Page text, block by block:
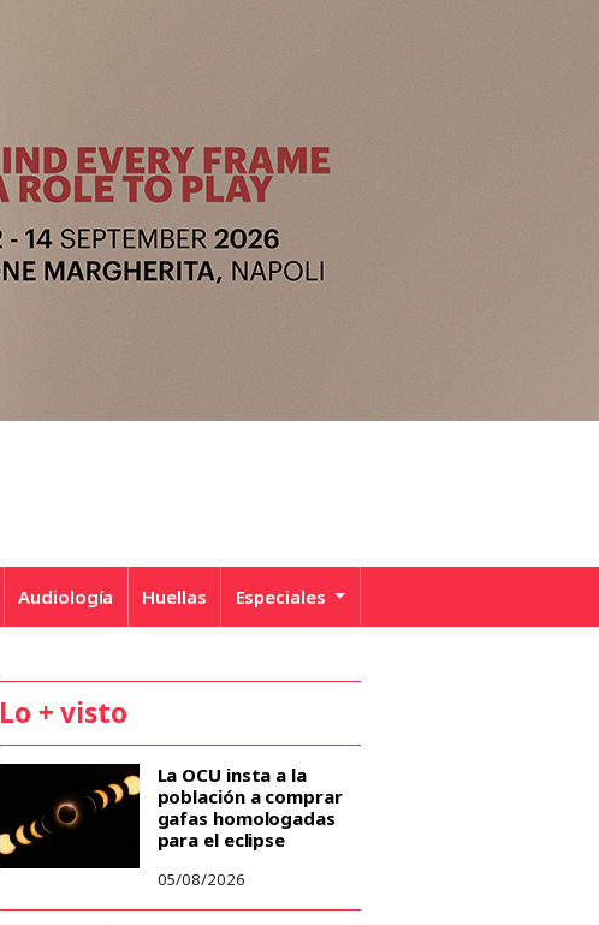
Audiología Huellas Especiales
Lo + visto
La OCU insta a la
población a comprar
gafas homologadas
para el eclipse
05/08/2026